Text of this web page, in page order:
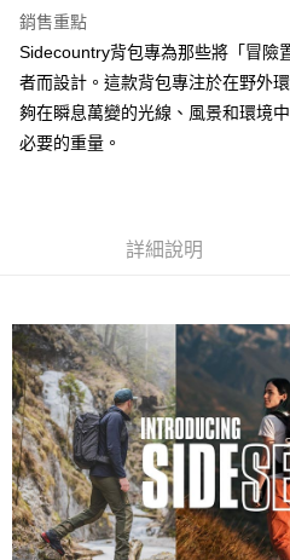
聯邦商業銀行
元大商業銀行
玉山商業銀行
台新國際商業銀行
台灣樂天信用卡公司
匯豐（台灣）商業銀行
聯邦商業銀行
元大商業銀行
玉山商業銀行
台灣樂天信用卡公司
國泰世華商業銀行
臺灣中小企業銀行
匯豐（台灣）商業銀行
聯邦商業銀行
元大商業銀行
玉山商業銀行
街口支付
悠遊付
Google Pay
AFTEE先享後付
AFTEE先享後付是「在收到商品之後才
便利好安心！
１．簡單：不需註冊會員、不需綁卡、不
２．便利：只要手機號碼，簡訊認證，即
３．安心：先確認商品／服務後，再付
【「AFTEE先享後付」結帳流程】
１．於結帳方式選擇「AFTEE先享後付
結帳頁面，進行簡訊認證並確認金額後
２．訂單成立數日內，您將收到繳費通
３．收到繳費通知簡訊後14天內，點擊
ATM付款
運送方式
宅配
每筆NT$75，滿NT$399(含以上)免
付款後門市自取
免運費
銷售重點
Sidecountry背包專為那些將「冒險
者而設計。這款背包專注於在野外
夠在瞬息萬變的光線、風景和環境
必要的重量。
詳細說明